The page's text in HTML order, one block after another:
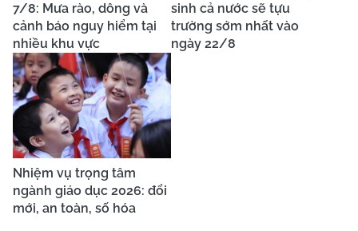
7/8: Mưa rào, dông và
cảnh báo nguy hiểm tại
nhiều khu vực
sinh cả nước sẽ tựu
trường sớm nhất vào
ngày 22/8
Nhiệm vụ trọng tâm
ngành giáo dục 2026: đổi
mới, an toàn, số hóa